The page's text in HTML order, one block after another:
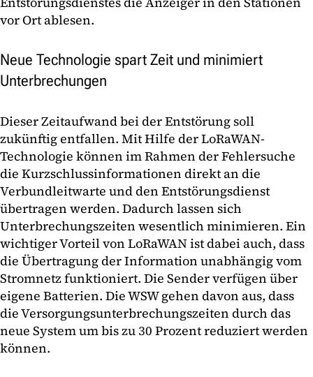
vor Ort ablesen.
Neue Technologie spart Zeit und minimiert
Unterbrechungen
Dieser Zeitaufwand bei der Entstörung soll
zukünftig entfallen. Mit Hilfe der LoRaWAN-
Technologie können im Rahmen der Fehlersuche
die Kurzschlussinformationen direkt an die
Verbundleitwarte und den Entstörungsdienst
übertragen werden. Dadurch lassen sich
Unterbrechungszeiten wesentlich minimieren. Ein
wichtiger Vorteil von LoRaWAN ist dabei auch, dass
die Übertragung der Information unabhängig vom
Stromnetz funktioniert. Die Sender verfügen über
eigene Batterien. Die WSW gehen davon aus, dass
die Versorgungsunterbrechungszeiten durch das
neue System um bis zu 30 Prozent reduziert werden
können.